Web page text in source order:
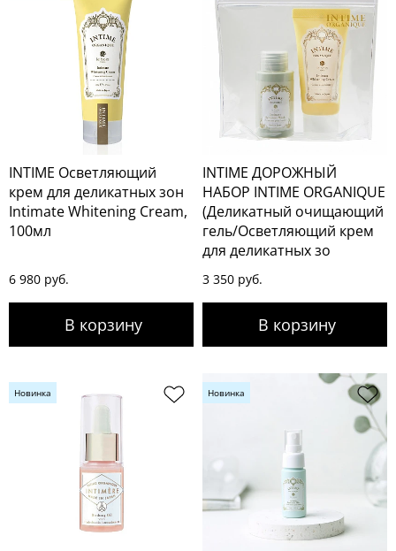
INTIME Осветляющий
крем для деликатных зон
Intimate Whitening Cream,
100мл
6 980 руб.
INTIME ДОРОЖНЫЙ
НАБОР INTIME ORGANIQUE
(Деликатный очищающий
гель/Осветляющий крем
для деликатных зо
3 350 руб.
Новинка Новинка